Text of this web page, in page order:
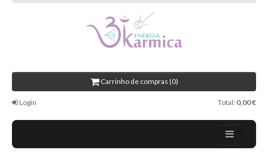
Carrinho de compras (0)
Login Total: 0,00 €